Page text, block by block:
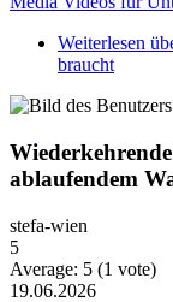
Weiterlesen
braucht
ablaufendem
stefa-wien
5
Average: 5 (1 vote)
19.06.2026